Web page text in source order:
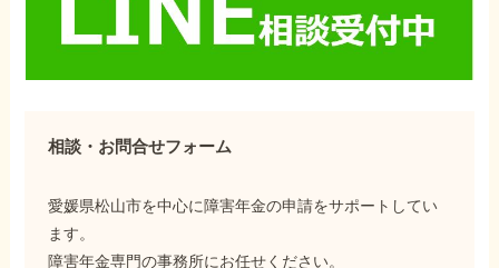
相談・お問合せフォーム
愛媛県松山市を中心に障害年金の申請をサポートしてい
ます。
障害年金専門の事務所にお任せください。